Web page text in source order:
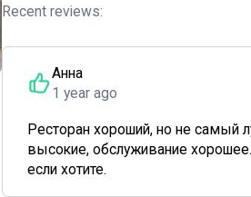
Recent reviews:
Анна
1 year ago
Ресторан хороший, но не самый
высокие, обслуживание
если хотите.